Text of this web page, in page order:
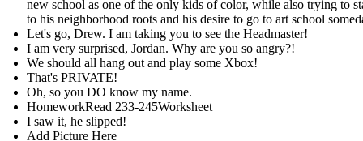
new school as one of the only kids of color, while also trying to
to his neighborhood roots and his desire to go to art school
Let's go, Drew. I am taking you to see the Headmaster!
I am very surprised, Jordan. Why are you so angry?!
We should all hang out and play some Xbox!
That's PRIVATE!
Oh, so you DO know my name.
HomeworkRead 233-245Worksheet
I saw it, he slipped!
Add Picture Here